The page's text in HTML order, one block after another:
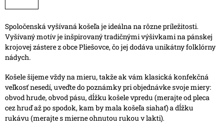
Spoločenská vyšívaná košeľa je ideálna na rôzne príležitosti.
Vyšívaný motív je inšpirovaný tradičnými výšivkami na pánskej
krojovej zástere z obce Pliešovce, čo jej dodáva unikátny folklórny
nádych.
Košele šijeme vždy na mieru, takže ak vám klasická konfekčná
veľkosť nesedí, uveďte do poznámky pri objednávke svoje miery:
obvod hrude, obvod pásu, dĺžku košele vpredu (merajte od pleca
cez hruď až po spodok, kam by mala košeľa siahať) a dĺžku
rukávu (merajte s mierne ohnutou rukou v lakti).